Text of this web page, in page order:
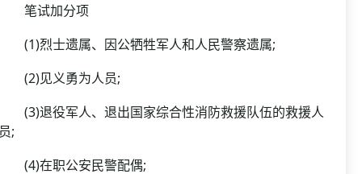
试加分项
烈士遗属、因公牺牲军人和人民警察遗属;
见义勇为人员;
退役军人、退出国家综合性消防救援队伍的救援人
;
在职公安民警配偶;